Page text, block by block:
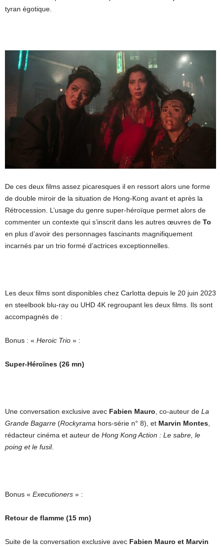
tyran égotique.
De ces deux films assez picaresques il en ressort alors une forme
de double miroir de la situation de Hong-Kong avant et après la
Rétrocession. L’usage du genre super-héroïque permet alors de
commenter un contexte qui s’inscrit dans les autres œuvres de To
en plus d’avoir des personnages fascinants magnifiquement
incarnés par un trio formé d’actrices exceptionnelles.
Les deux films sont disponibles chez Carlotta depuis le 20 juin 2023
en steelbook blu-ray ou UHD 4K regroupant les deux films. Ils sont
accompagnés de :
Bonus : « Heroic Trio » :
Super-Héroïnes (26 mn)
Une conversation exclusive avec Fabien Mauro, co-auteur de La
Grande Bagarre (Rockyrama hors-série n° 8), et Marvin Montes,
rédacteur cinéma et auteur de Hong Kong Action : Le sabre, le
poing et le fusil.
Bonus « Executioners » :
Retour de flamme (15 mn)
Suite de la conversation exclusive avec Fabien Mauro et Marvin